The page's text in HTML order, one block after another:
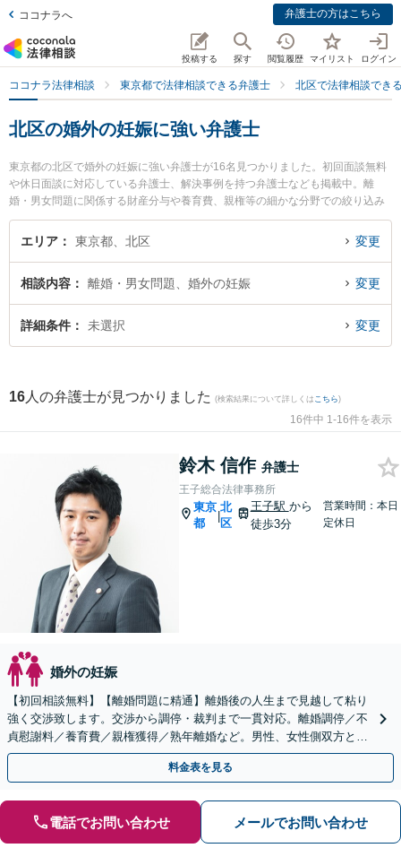
ココナラへ 弁護士の方はこちら
投稿する 探す 閲覧履歴 マイリスト ログイン
ココナラ法律相談 東京都で法律相談できる弁護士 北区で法律相談でき
北区の婚外の妊娠に強い弁護士
東京都の北区で婚外の妊娠に強い弁護士が16名見つかりました。初回面談無料
や休日面談に対応している弁護士、解決事例を持つ弁護士なども掲載中。離
婚・男女問題に関係する財産分与や養育費、親権等の細かな分野での絞り込み
検索もでき便利です。特に王子総合法律事務所の鈴木 信作弁護士や赤羽駅前法
律事務所の道本 華代弁護士、弁護士法人アクロピースの稲垣 利紗弁護士のプロ
妊娠のトラブル解決の実績豊富な近くの弁護士を検索したい』『初回相談無料
で婚外の妊娠を法律相談できる北区内の弁護士に相談予約したい』などでお困
りの相談者さんにおすすめです。
エリア 東京都、北区 変更
相談内容 離婚・男女問題、婚外の妊娠 変更
詳細条件 未選択 変更
16 人の弁護士が見つかりました (検索結果について詳しくは こちら)
16件中 1-16件を表示
鈴木 信作 弁護士
王子総合法律事務所
東京
都
|
北
区
王子駅 から
徒歩3分
営業時間：本日
定休日
婚外の妊娠
【初回相談無料】【離婚問題に精通】離婚後の人生まで見越して粘り
強く交渉致します。交渉から調停・裁判まで一貫対応。離婚調停／不
貞慰謝料／養育費／親権獲得／熟年離婚など。男性、女性側双方とも
お任せを【王子駅3分】【当日／夜間相談可（要予約）】
料金表を見る
電話でお問い合わせ メールでお問い合わせ